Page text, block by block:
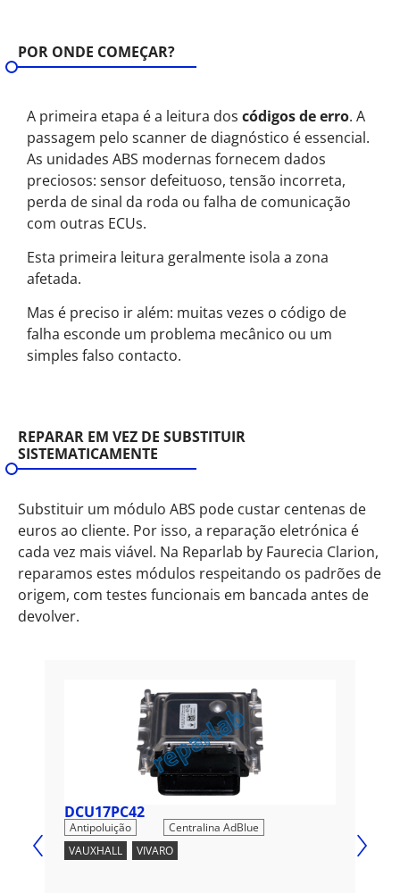
POR ONDE COMEÇAR?
A primeira etapa é a leitura dos códigos de erro. A
passagem pelo scanner de diagnóstico é essencial.
As unidades ABS modernas fornecem dados
preciosos: sensor defeituoso, tensão incorreta,
perda de sinal da roda ou falha de comunicação
com outras ECUs.
Esta primeira leitura geralmente isola a zona
afetada.
Mas é preciso ir além: muitas vezes o código de
falha esconde um problema mecânico ou um
simples falso contacto.
REPARAR EM VEZ DE SUBSTITUIR
SISTEMATICAMENTE
Substituir um módulo ABS pode custar centenas de
euros ao cliente. Por isso, a reparação eletrónica é
cada vez mais viável. Na Reparlab by Faurecia Clarion,
reparamos estes módulos respeitando os padrões de
origem, com testes funcionais em bancada antes de
devolver.
DCU17PC42
Antipoluição
Centralina AdBlue
VAUXHALL
VIVARO